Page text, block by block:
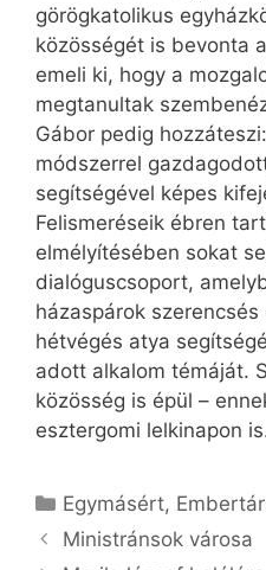
görögkatolikus
közösségét is bevonta
emeli ki, hogy a
megtanultak
Gábor pedig
módszerrel
segítségével képes
Felismeréseik ébren
elmélyítésében sokat
dialóguscsoport,
házaspárok
hétvégés atya
adott alkalom témáját.
közösség is épül –
esztergomi lelkinapon
Kategória
Egymásért,
Ministránsok városa